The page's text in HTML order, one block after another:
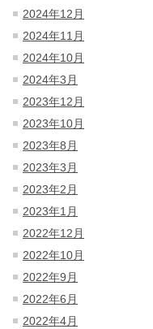
2024年12月
2024年11月
2024年10月
2024年3月
2023年12月
2023年10月
2023年8月
2023年3月
2023年2月
2023年1月
2022年12月
2022年10月
2022年9月
2022年6月
2022年4月